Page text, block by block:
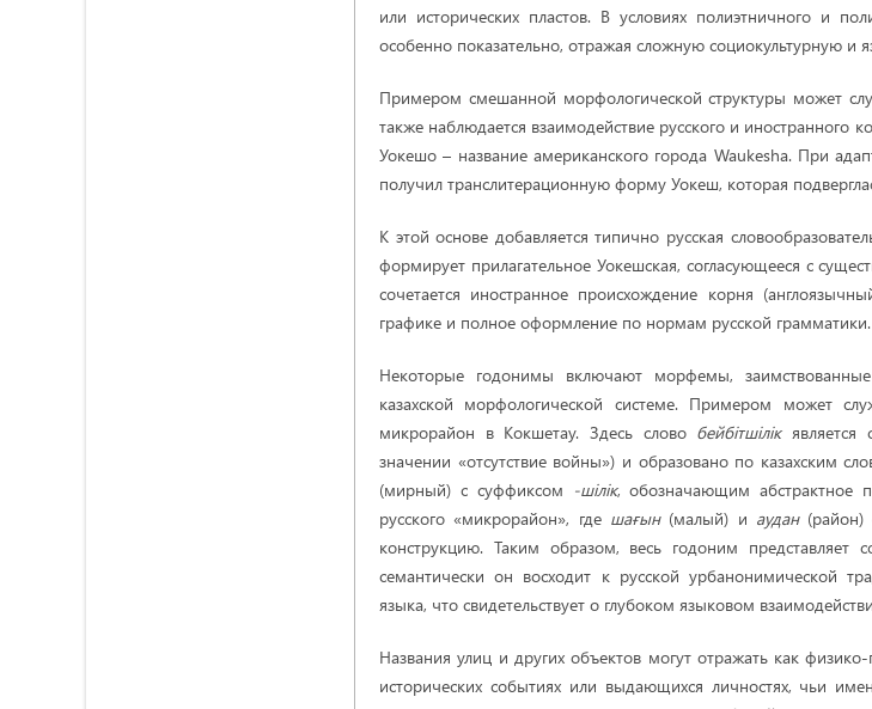
или исторических пластов. В условиях полиэтничного и
особенно показательно, отражая сложную социокультурную и
Примером смешанной морфологической структуры может
также наблюдается взаимодействие русского и иностранного
Уокешо – название американского города Waukesha. При
получил транслитерационную форму Уокеш, которая
К этой основе добавляется типично русская
формирует прилагательное Уокешская, согласующееся с
сочетается иностранное происхождение корня
графике и полное оформление по нормам русской
Некоторые годонимы включают морфемы,
казахской морфологической системе. Примером может
микрорайон в Кокшетау. Здесь слово бейбітшілікявляется
значении «отсутствие войны») и образовано по казахским
(мирный) с суффиксом -шілік, обозначающим абстрактное
русского «микрорайон», где шағын(малый) и аудан(район)
конструкцию. Таким образом, весь годоним представляет
семантически он восходит к русской урбанонимической
языка, что свидетельствует о глубоком языковом
Названия улиц и других объектов могут отражать как
исторических событиях или выдающихся личностях, чьи